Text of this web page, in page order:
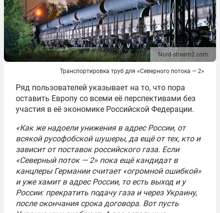
Nord-stream2.com
Транспортировка труб для «Северного потока — 2»
Ряд пользователей указывает на то, что пора
оставить Европу со всеми её перспективами без
участия в её экономике Российской Федерации.
«Как же надоели унижения в адрес России, от
всякой русофобской шушеры, да ещё от тех, кто и
зависит от поставок российского газа. Если
«Северный поток — 2» пока ещё кандидат в
канцлеры Германии считает «огромной ошибкой»
и уже хамит в адрес России, то есть выход и у
России: прекратить подачу газа и через Украину,
после окончания срока договора. Вот пусть